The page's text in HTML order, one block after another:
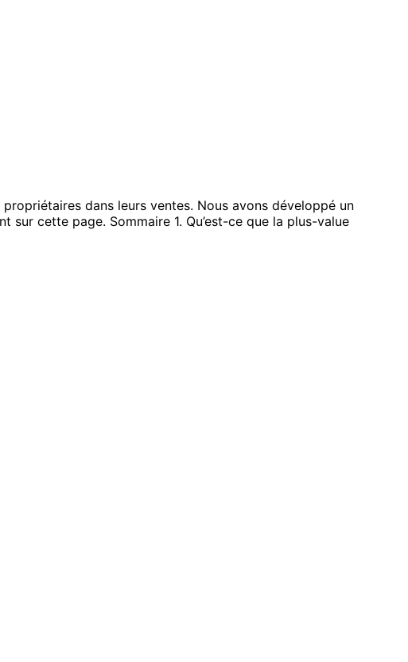
dans leurs ventes. Nous avons développé un
cette page. Sommaire 1. Qu’est-ce que la plus-value